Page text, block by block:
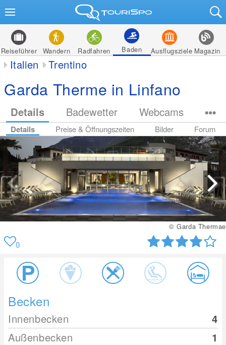
Reiseführer Wandern Radfahren Baden Ausflugsziele Magazin
Italien Trentino
Garda Therme in Linfano
Details Badewetter Webcams
Details Preise & Öffnungszeiten Bilder Forum
© Garda Thermae
0
Becken
Innenbecken
4
Außenbecken
1